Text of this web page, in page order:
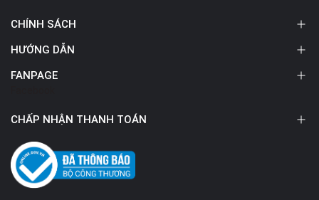
CHÍNH SÁCH
HƯỚNG DẪN
FANPAGE
CHẤP NHẬN THANH TOÁN